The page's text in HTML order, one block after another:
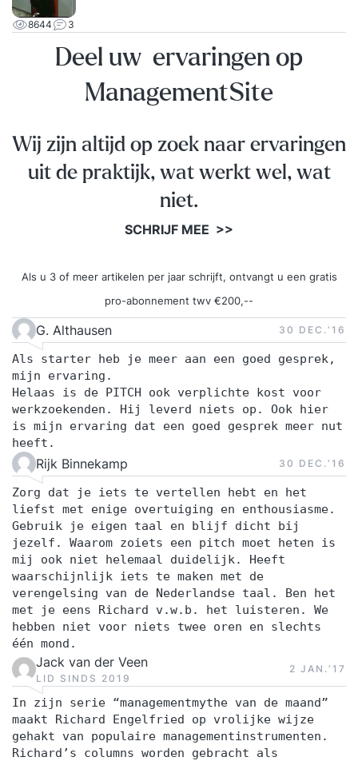
overtuigender te presenteren.Ik ben auteur van
bedrijven en geef presentaties en trainingen bij
bedrijven en op congressen. Dit krijg je allemaal
Training in kleine groep (max. 6 deelnemers) met
managers om thuis verder te leren Gratis
persoonlijke coaching na afloop bij een verhaal
naar keuze Certificaat van deelname Koffie, thee,
snacks en fruit gedurende de dag
8644 3
Deel uw ervaringen op
ManagementSite
Wij zijn altijd op zoek naar ervaringen
uit de praktijk, wat werkt wel, wat
niet.
SCHRIJF MEE >>
Als u 3 of meer artikelen per jaar schrijft, ontvangt u een gratis
pro-abonnement twv €200,--
G. Althausen 30 DEC.‘16
Als starter heb je meer aan een goed gesprek,
mijn ervaring.
Helaas is de PITCH ook verplichte kost voor
werkzoekenden. Hij leverd niets op. Ook hier
is mijn ervaring dat een goed gesprek meer nut
heeft.
Rijk Binnekamp 30 DEC.‘16
Zorg dat je iets te vertellen hebt en het
liefst met enige overtuiging en enthousiasme.
Gebruik je eigen taal en blijf dicht bij
jezelf. Waarom zoiets een pitch moet heten is
mij ook niet helemaal duidelijk. Heeft
waarschijnlijk iets te maken met de
verengelsing van de Nederlandse taal. Ben het
met je eens Richard v.w.b. het luisteren. We
hebben niet voor niets twee oren en slechts
één mond.
Jack van der Veen
LID SINDS 2019
2 JAN.‘17
In zijn serie “managementmythe van de maand”
maakt Richard Engelfried op vrolijke wijze
gehakt van populaire managementinstrumenten.
Richard’s columns worden gebracht als